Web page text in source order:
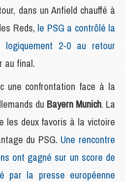
dans un Anfield chauffé à
Reds, le PSG a contrôlé la
logiquement 2-0 au retour
au final.
une confrontation face à la
du Bayern Munich. La
les deux favoris à la victoire
du PSG. Une rencontre
ont gagné sur un score de
par la presse européenne